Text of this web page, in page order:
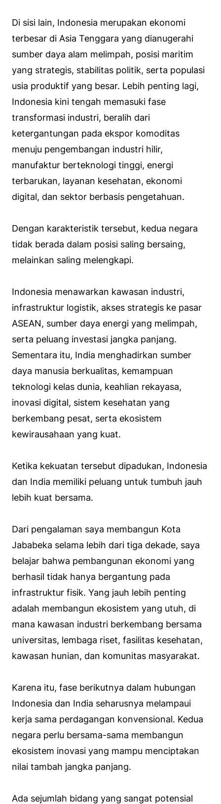
Di sisi lain, Indonesia merupakan ekonomi
terbesar di Asia Tenggara yang dianugerahi
sumber daya alam melimpah, posisi maritim
yang strategis, stabilitas politik, serta populasi
usia produktif yang besar. Lebih penting lagi,
Indonesia kini tengah memasuki fase
transformasi industri, beralih dari
ketergantungan pada ekspor komoditas
menuju pengembangan industri hilir,
manufaktur berteknologi tinggi, energi
terbarukan, layanan kesehatan, ekonomi
digital, dan sektor berbasis pengetahuan.
Dengan karakteristik tersebut, kedua negara
tidak berada dalam posisi saling bersaing,
melainkan saling melengkapi.
Indonesia menawarkan kawasan industri,
infrastruktur logistik, akses strategis ke pasar
ASEAN, sumber daya energi yang melimpah,
serta peluang investasi jangka panjang.
Sementara itu, India menghadirkan sumber
daya manusia berkualitas, kemampuan
teknologi kelas dunia, keahlian rekayasa,
inovasi digital, sistem kesehatan yang
berkembang pesat, serta ekosistem
kewirausahaan yang kuat.
Ketika kekuatan tersebut dipadukan, Indonesia
dan India memiliki peluang untuk tumbuh jauh
lebih kuat bersama.
Dari pengalaman saya membangun Kota
Jababeka selama lebih dari tiga dekade, saya
belajar bahwa pembangunan ekonomi yang
berhasil tidak hanya bergantung pada
infrastruktur fisik. Yang jauh lebih penting
adalah membangun ekosistem yang utuh, di
mana kawasan industri berkembang bersama
universitas, lembaga riset, fasilitas kesehatan,
kawasan hunian, dan komunitas masyarakat.
Karena itu, fase berikutnya dalam hubungan
Indonesia dan India seharusnya melampaui
kerja sama perdagangan konvensional. Kedua
negara perlu bersama-sama membangun
ekosistem inovasi yang mampu menciptakan
nilai tambah jangka panjang.
Ada sejumlah bidang yang sangat potensial